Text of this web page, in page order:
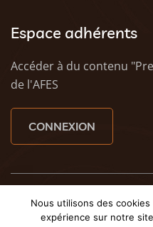
Espace adhérents
Accéder à du contenu
de l'AFES
CONNEXION
© 2023 AFES - Tous
Oheix : Agence Web
Nous utilisons des
expérience sur notre